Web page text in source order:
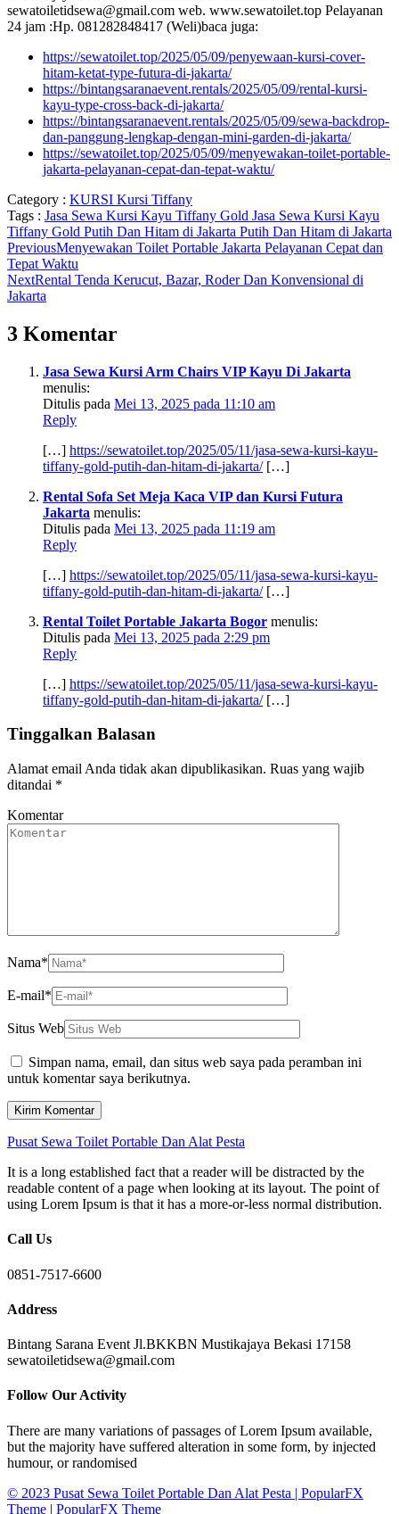
sewatoiletidsewa@gmail.com web. www.sewatoilet.top Pelayanan
24 jam :Hp. 081282848417 (Weli)baca juga:
https://sewatoilet.top/2025/05/09/penyewaan-kursi-cover-
hitam-ketat-type-futura-di-jakarta/
https://bintangsaranaevent.rentals/2025/05/09/rental-kursi-
kayu-type-cross-back-di-jakarta/
https://bintangsaranaevent.rentals/2025/05/09/sewa-backdrop-
dan-panggung-lengkap-dengan-mini-garden-di-jakarta/
https://sewatoilet.top/2025/05/09/menyewakan-toilet-portable-
jakarta-pelayanan-cepat-dan-tepat-waktu/
Category : KURSI Kursi Tiffany
Tags : Jasa Sewa Kursi Kayu Tiffany Gold Jasa Sewa Kursi Kayu
Tiffany Gold Putih Dan Hitam di Jakarta Putih Dan Hitam di Jakarta
PreviousMenyewakan Toilet Portable Jakarta Pelayanan Cepat dan
Tepat Waktu
NextRental Tenda Kerucut, Bazar, Roder Dan Konvensional di
Jakarta
3 Komentar
Jasa Sewa Kursi Arm Chairs VIP Kayu Di Jakarta
menulis:
Ditulis pada Mei 13, 2025 pada 11:10 am
Reply
[…] https://sewatoilet.top/2025/05/11/jasa-sewa-kursi-kayu-
tiffany-gold-putih-dan-hitam-di-jakarta/[…]
Rental Sofa Set Meja Kaca VIP dan Kursi Futura
Jakarta menulis:
Ditulis pada Mei 13, 2025 pada 11:19 am
Reply
[…] https://sewatoilet.top/2025/05/11/jasa-sewa-kursi-kayu-
tiffany-gold-putih-dan-hitam-di-jakarta/[…]
Rental Toilet Portable Jakarta Bogor menulis:
Ditulis pada Mei 13, 2025 pada 2:29 pm
Reply
[…] https://sewatoilet.top/2025/05/11/jasa-sewa-kursi-kayu-
tiffany-gold-putih-dan-hitam-di-jakarta/[…]
Tinggalkan Balasan
Alamat email Anda tidak akan dipublikasikan. Ruas yang wajib
ditandai *
Komentar
Nama*
E-mail*
Situs Web
Simpan nama, email, dan situs web saya pada peramban ini
untuk komentar saya berikutnya.
Pusat Sewa Toilet Portable Dan Alat Pesta
It is a long established fact that a reader will be distracted by the
readable content of a page when looking at its layout. The point of
using Lorem Ipsum is that it has a more-or-less normal distribution.
Call Us
0851-7517-6600
Address
Bintang Sarana Event Jl.BKKBN Mustikajaya Bekasi 17158
sewatoiletidsewa@gmail.com
Follow Our Activity
There are many variations of passages of Lorem Ipsum available,
but the majority have suffered alteration in some form, by injected
humour, or randomised
© 2023 Pusat Sewa Toilet Portable Dan Alat Pesta | PopularFX
Theme | PopularFX Theme